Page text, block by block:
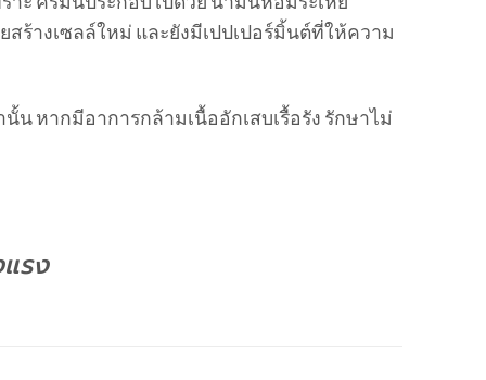
ร้างเซลล์ใหม่ และยังมีเปปเปอร์มิ้นต์ที่ให้ความ
น หากมีอาการกล้ามเนื้ออักเสบเรื้อรัง รักษาไม่
รง